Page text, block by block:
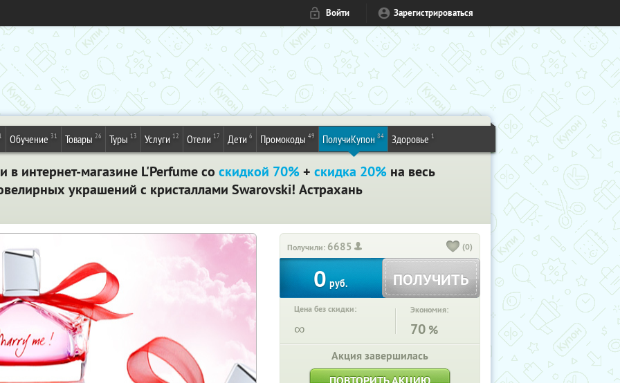
Войти Зарегистрироваться
1 Обучение 31 Товары 26 Туры 13 Услуги 12 Отели 17 Дети 6 Промокоды 49 ПолучиКупон 84 Здоровье 1
интернет-магазине L'Perfume со скидкой 70%+ скидка 20% на весь
украшений с кристаллами Swarovski! Астрахань
Получили: 6685 (0)
0 руб. ПОЛУЧИТЬ
Цена без скидки:
∞
Экономия:
70 %
Акция завершилась